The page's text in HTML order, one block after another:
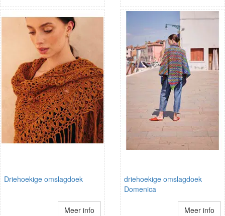
Driehoekige omslagdoek
Meer info
driehoekige omslagdoek
Domenica
Meer info